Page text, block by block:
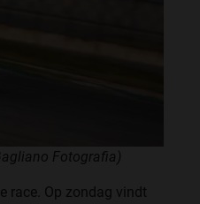
Fotografia)
race. Op zondag vindt